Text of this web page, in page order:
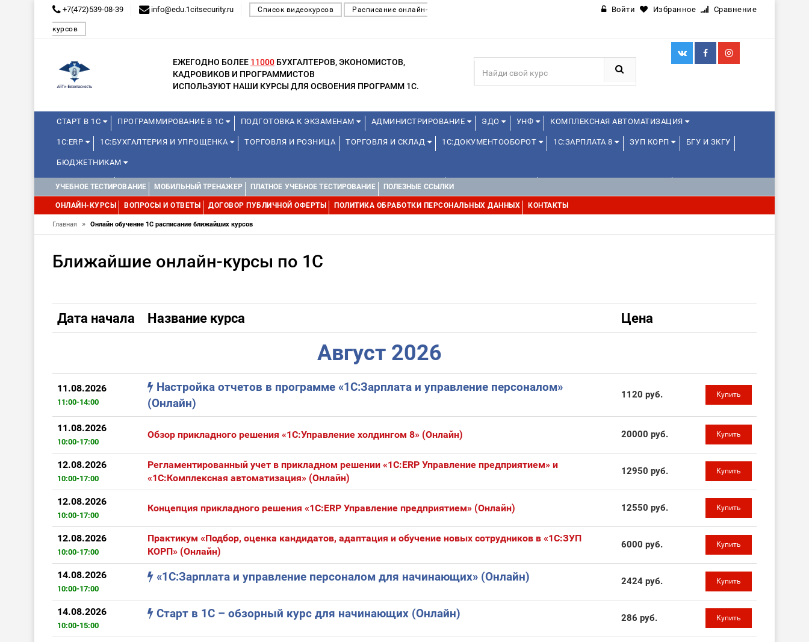
+7(472)539-08-39 info@edu.1citsecurity.ru Список видеокурсов Расписание онлайн-
курсов
Войти Избранное Сравнение
ЕЖЕГОДНО БОЛЕЕ 11000 БУХГАЛТЕРОВ, ЭКОНОМИСТОВ,
КАДРОВИКОВ И ПРОГРАММИСТОВ
ИСПОЛЬЗУЮТ НАШИ КУРСЫ ДЛЯ ОСВОЕНИЯ ПРОГРАММ 1С.
СТАРТ В 1С ПРОГРАММИРОВАНИЕ В 1С ПОДГОТОВКА К ЭКЗАМЕНАМ АДМИНИСТРИРОВАНИЕ ЭДО УНФ КОМПЛЕКСНАЯ АВТОМАТИЗАЦИЯ
1С:ERP 1С:БУХГАЛТЕРИЯ И УПРОЩЕНКА ТОРГОВЛЯ И РОЗНИЦА ТОРГОВЛЯ И СКЛАД 1С:ДОКУМЕНТООБОРОТ 1С:ЗАРПЛАТА 8 ЗУП КОРП БГУ И ЗКГУ
БЮДЖЕТНИКАМ
МИНИ-КУРСЫ КУРСЫ ДЛЯ ШКОЛЬНИКОВ КУРСЫ ДЛЯ ПРЕПОДАВАТЕЛЕЙ ШКОЛЬНЫХ КУРСОВ ДЛЯ ШКОЛЬНИКОВ
УПРАВЛЕНИЕ ПРОЕКТАМИ УПРАВЛЕНЦАМ ДРУГИЕ 1С:МЕДИЦИНА WEB, JAVA И ANDROID
УЧЕБНОЕ ТЕСТИРОВАНИЕ МОБИЛЬНЫЙ ТРЕНАЖЕР ПЛАТНОЕ УЧЕБНОЕ ТЕСТИРОВАНИЕ ПОЛЕЗНЫЕ ССЫЛКИ
ОНЛАЙН-КУРСЫ ВОПРОСЫ И ОТВЕТЫ ДОГОВОР ПУБЛИЧНОЙ ОФЕРТЫ ПОЛИТИКА ОБРАБОТКИ ПЕРСОНАЛЬНЫХ ДАННЫХ КОНТАКТЫ
Главная » Онлайн обучение 1С расписание ближайших курсов
Ближайшие онлайн-курсы по 1С
Дата начала Название курса Цена
Август 2026
11.08.2026
11:00-14:00
Настройка отчетов в программе «1С:Зарплата и управление персоналом»
(Онлайн)
1120 руб. Купить
11.08.2026
10:00-17:00
Обзор прикладного решения «1С:Управление холдингом 8» (Онлайн) 20000 руб. Купить
12.08.2026
10:00-17:00
Регламентированный учет в прикладном решении «1С:ERP Управление предприятием» и
«1С:Комплексная автоматизация» (Онлайн)
12950 руб. Купить
12.08.2026
10:00-17:00
Концепция прикладного решения «1С:ERP Управление предприятием» (Онлайн) 12550 руб. Купить
12.08.2026
10:00-17:00
Практикум «Подбор, оценка кандидатов, адаптация и обучение новых сотрудников в «1С:ЗУП
КОРП» (Онлайн)
6000 руб. Купить
14.08.2026
10:00-17:00
«1С:Зарплата и управление персоналом для начинающих» (Онлайн) 2424 руб. Купить
14.08.2026
10:00-15:00
Старт в 1С – обзорный курс для начинающих (Онлайн) 286 руб. Купить